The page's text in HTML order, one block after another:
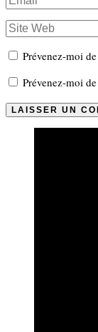
Prévenez-moi
Prévenez-moi